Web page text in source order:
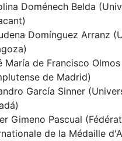
Doménech Belda
Domínguez Arranz
María de Francisco
de Madrid)
García Sinner
Gimeno Pascual
de la Médaille